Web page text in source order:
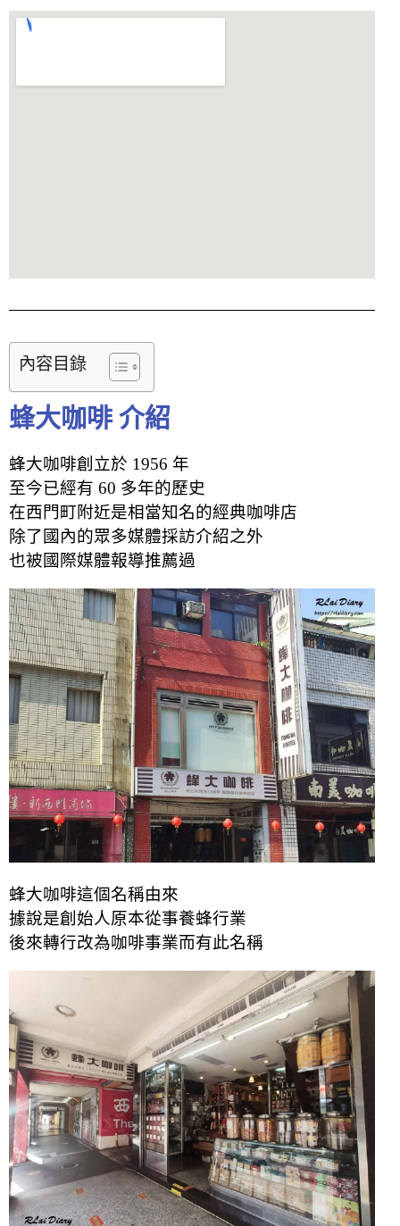
內容目錄
蜂大咖啡 介紹
蜂大咖啡創立於 1956 年
至今已經有 60 多年的歷史
在西門町附近是相當知名的經典咖啡店
除了國內的眾多媒體採訪介紹之外
也被國際媒體報導推薦過
蜂大咖啡這個名稱由來
據說是創始人原本從事養蜂行業
後來轉行改為咖啡事業而有此名稱